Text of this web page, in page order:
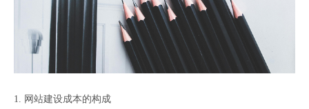
1. 网站建设成本的构成